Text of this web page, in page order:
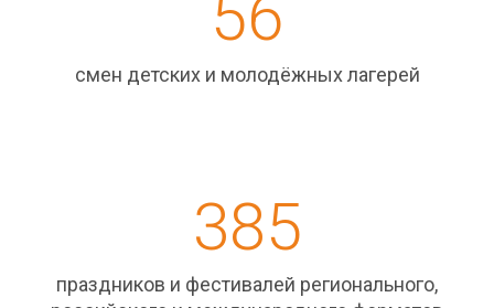
56
смен детских и молодёжных лагерей
385
праздников и фестивалей регионального,